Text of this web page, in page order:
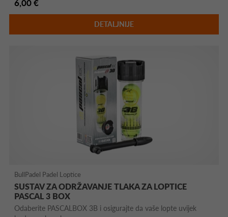
6,00 €
DETALJNIJE
BullPadel Padel Loptice
SUSTAV ZA ODRŽAVANJE TLAKA ZA LOPTICE
PASCAL 3 BOX
Odaberite PASCALBOX 3B i osigurajte da vaše lopte uvijek